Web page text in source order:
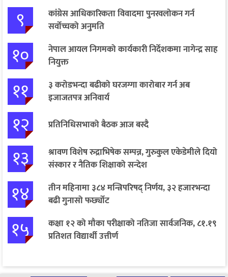
९
कांग्रेस आधिकारिकता विवादमा पुनरवलोकन गर्न
सर्वोच्चको अनुमति
१०
नेपाल आयल निगमको कार्यकारी निर्देशकमा नागेन्द्र साह
नियुक्त
११
३ करोडभन्दा बढीको घरजग्गा कारोबार गर्न अब
इजाजतपत्र अनिवार्य
१२ प्रतिनिधिसभाको बैठक आज बस्दै
१३
श्रावण विशेष रुद्राभिषेक सम्पन्न, गुरुकुल एकेडेमीले दियो
संस्कार र नैतिक शिक्षाको सन्देश
१४
तीन महिनामा ३८४ मन्त्रिपरिषद् निर्णय, ३२ हजारभन्दा
बढी गुनासो फर्छ्योट
१५
कक्षा १२ को मौका परीक्षाको नतिजा सार्वजनिक, ८१.१९
प्रतिशत विद्यार्थी उत्तीर्ण